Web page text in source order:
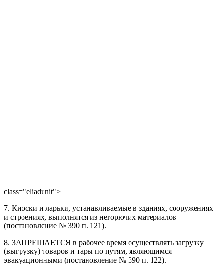
class="eliadunit">
7. Киоски и ларьки, устанавливаемые в зданиях, сооружениях
и строениях, выполнятся из негорючих материалов
(постановление № 390 п. 121).
8. ЗАПРЕЩАЕТСЯ в рабочее время осуществлять загрузку
(выгрузку) товаров и тары по путям, являющимся
эвакуационными (постановление № 390 п. 122).